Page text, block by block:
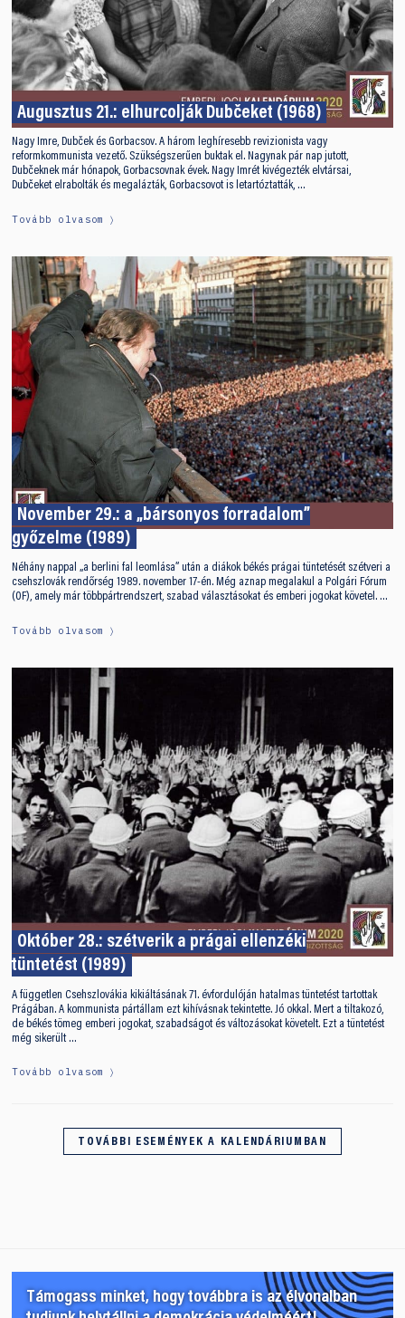
Augusztus 21.: elhurcolják Dubčeket (1968)
Nagy Imre, Dubček és Gorbacsov. A három leghíresebb revizionista vagy
reformkommunista vezető. Szükségszerűen buktak el. Nagynak pár nap jutott,
Dubčeknek már hónapok, Gorbacsovnak évek. Nagy Imrét kivégezték elvtársai,
Dubčeket elrabolták és megalázták, Gorbacsovot is letartóztatták, …
Tovább olvasom
November 29.: a „bársonyos forradalom”
győzelme (1989)
Néhány nappal „a berlini fal leomlása” után a diákok békés prágai tüntetését szétveri a
csehszlovák rendőrség 1989. november 17-én. Még aznap megalakul a Polgári Fórum
(OF), amely már többpártrendszert, szabad választásokat és emberi jogokat követel. …
Tovább olvasom
Október 28.: szétverik a prágai ellenzéki
tüntetést (1989)
A független Csehszlovákia kikiáltásának 71. évfordulóján hatalmas tüntetést tartottak
Prágában. A kommunista pártállam ezt kihívásnak tekintette. Jó okkal. Mert a tiltakozó,
de békés tömeg emberi jogokat, szabadságot és változásokat követelt. Ezt a tüntetést
még sikerült …
Tovább olvasom
TOVÁBBI ESEMÉNYEK A KALENDÁRIUMBAN
Támogass minket, hogy továbbra is az élvonalban